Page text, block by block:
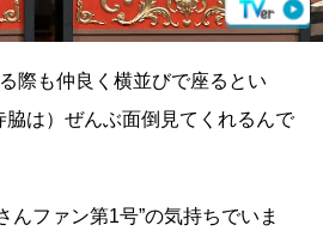
際も仲良く横並びで座るとい
は）ぜんぶ面倒見てくれるんで
んファン第1号”の気持ちでいま